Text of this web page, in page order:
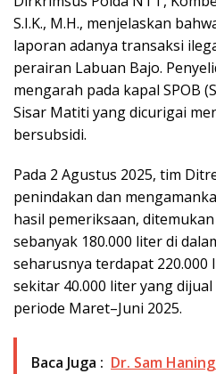
S.I.K., M.H., menjelaskan
laporan adanya transaksi
perairan Labuan Bajo.
mengarah pada kapal SPOB
Sisar Matiti yang dicurigai
bersubsidi.
Pada 2 Agustus 2025, tim
penindakan dan
hasil pemeriksaan,
sebanyak 180.000 liter di
seharusnya terdapat 220.000
sekitar 40.000 liter yang
periode Maret–Juni 2025.
Baca Juga : Dr. Sam